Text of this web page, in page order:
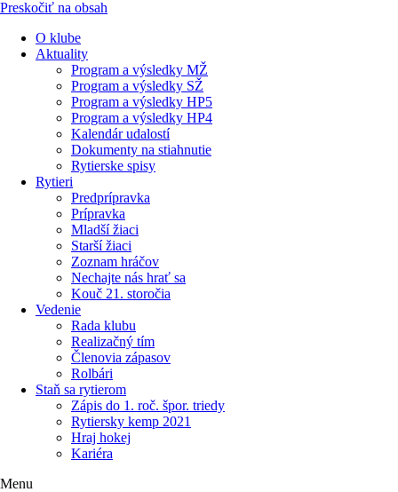
Preskočiť na obsah
O klube
Aktuality
Program a výsledky MŽ
Program a výsledky SŽ
Program a výsledky HP5
Program a výsledky HP4
Kalendár udalostí
Dokumenty na stiahnutie
Rytierske spisy
Rytieri
Predprípravka
Prípravka
Mladší žiaci
Starší žiaci
Zoznam hráčov
Nechajte nás hrať sa
Kouč 21. storočia
Vedenie
Rada klubu
Realizačný tím
Členovia zápasov
Rolbári
Staň sa rytierom
Zápis do 1. roč. špor. triedy
Rytiersky kemp 2021
Hraj hokej
Kariéra
Menu